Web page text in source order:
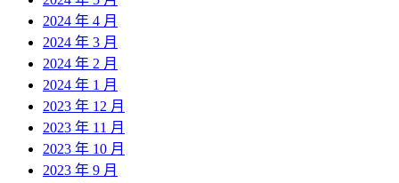
2024 年 4 月
2024 年 3 月
2024 年 2 月
2024 年 1 月
2023 年 12 月
2023 年 11 月
2023 年 10 月
2023 年 9 月